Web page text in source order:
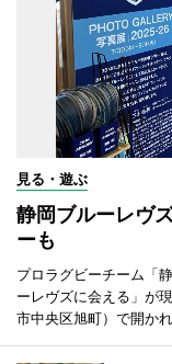
見る・遊ぶ
静岡ブルーレヴ
ーも
プロラグビーチーム「
ーレヴズに会える」が
市中央区旭町）で開かれ